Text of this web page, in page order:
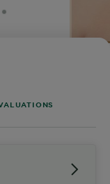
6 7
SLIDE 8